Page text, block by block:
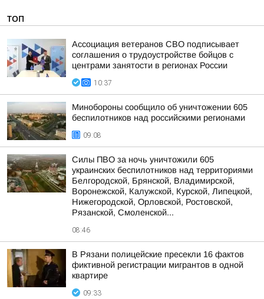
ТОП
Ассоциация ветеранов СВО подписывает
соглашения о трудоустройстве бойцов с
центрами занятости в регионах России
10:37
Минобороны сообщило об уничтожении 605
беспилотников над российскими регионами
09:08
Силы ПВО за ночь уничтожили 605
украинских беспилотников над территориями
Белгородской, Брянской, Владимирской,
Воронежской, Калужской, Курской, Липецкой,
Нижегородской, Орловской, Ростовской,
Рязанской, Смоленской...
08:46
В Рязани полицейские пресекли 16 фактов
фиктивной регистрации мигрантов в одной
квартире
09:33